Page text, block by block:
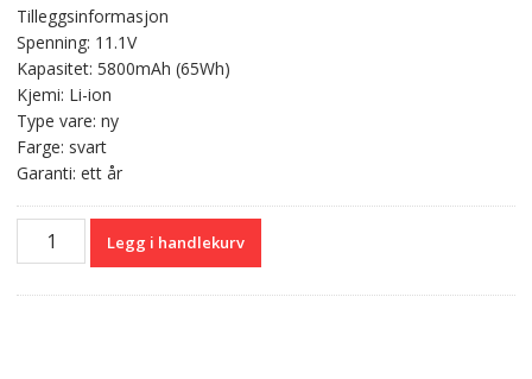
var:
kr 724,00.
er:
Tilleggsinformasjon
Spenning: 11.1V
Kapasitet: 5800mAh (65Wh)
Kjemi: Li-ion
Type vare: ny
Farge: svart
Garanti: ett år
Originalt
batteri
Legg i handlekurv